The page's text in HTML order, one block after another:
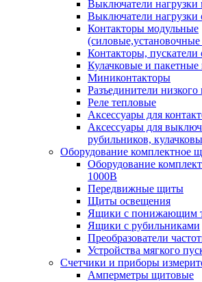
Выключатели нагрузки
Выключатели нагрузки
Контакторы модульные
(силовые,установочные
Контакторы, пускатели
Кулачковые и пакетные
Миниконтакторы
Разъединители
Реле тепловые
Аксессуары для
Аксессуары для
рубильников,
Оборудование комплектное
Оборудование
1000В
Передвижные щиты
Щиты освещения
Ящики с понижающим
Ящики с рубильниками
Преобразователи
Устройства мягкого
Счетчики и приборы
Амперметры щитовые